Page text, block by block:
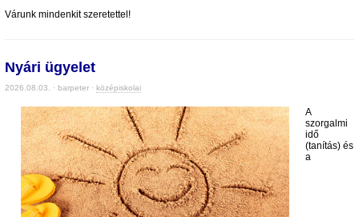
Várunk mindenkit szeretettel!
Nyári ügyelet
2026.08.03. · barpeter · középiskolai
A
szorgalmi
idő
(tanítás) és
a